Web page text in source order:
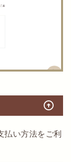
arrow_circle_up
払い方法をご利